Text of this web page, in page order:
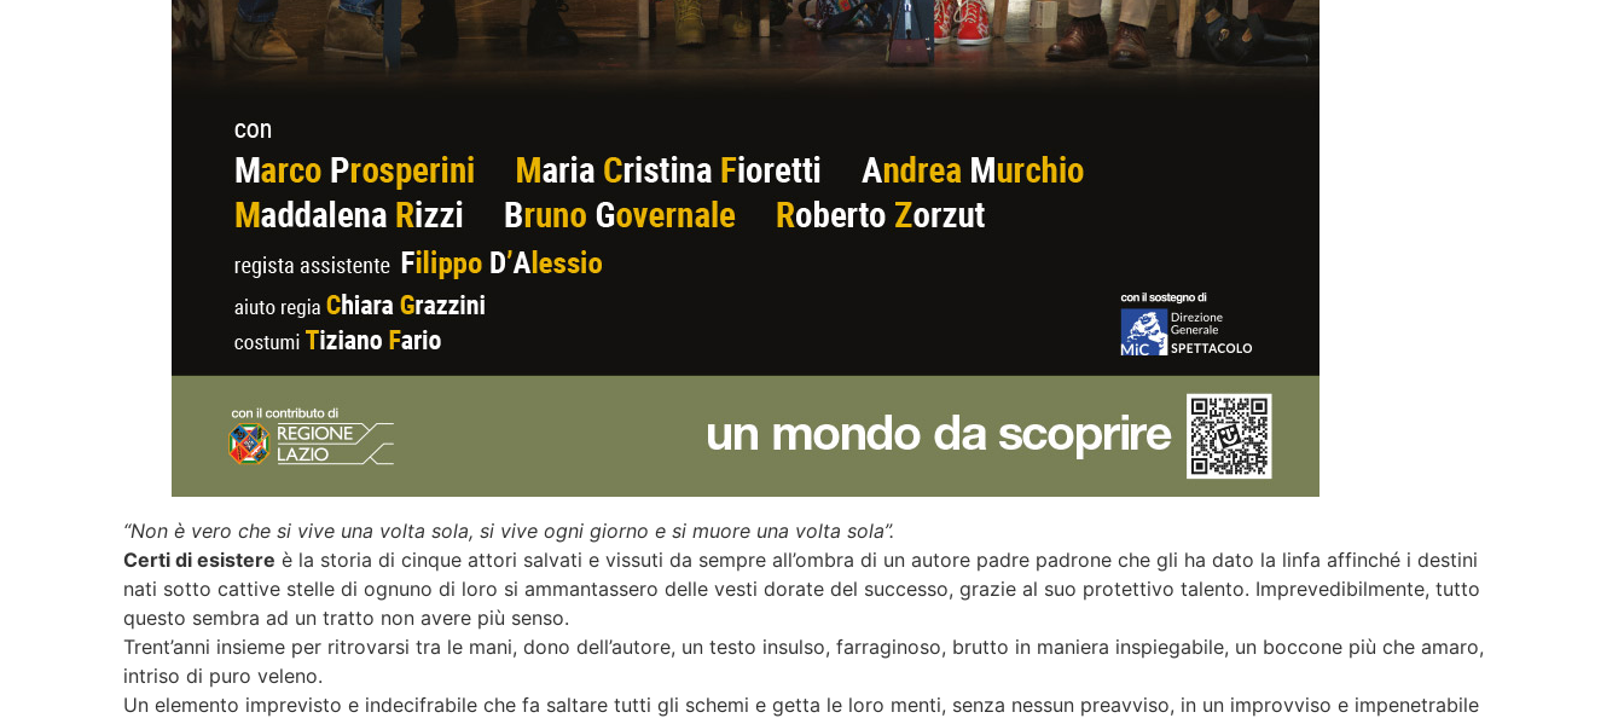
“Non è vero che si vive una volta sola, si vive ogni giorno e si muore una volta sola”.
Certi di esistere è la storia di cinque attori salvati e vissuti da sempre all’ombra di un autore padre padrone che gli ha dato la linfa affinché i destini
nati sotto cattive stelle di ognuno di loro si ammantassero delle vesti dorate del successo, grazie al suo protettivo talento. Imprevedibilmente, tutto
questo sembra ad un tratto non avere più senso.
Trent’anni insieme per ritrovarsi tra le mani, dono dell’autore, un testo insulso, farraginoso, brutto in maniera inspiegabile, un boccone più che amaro,
intriso di puro veleno.
Un elemento imprevisto e indecifrabile che fa saltare tutti gli schemi e getta le loro menti, senza nessun preavviso, in un improvviso e impenetrabile